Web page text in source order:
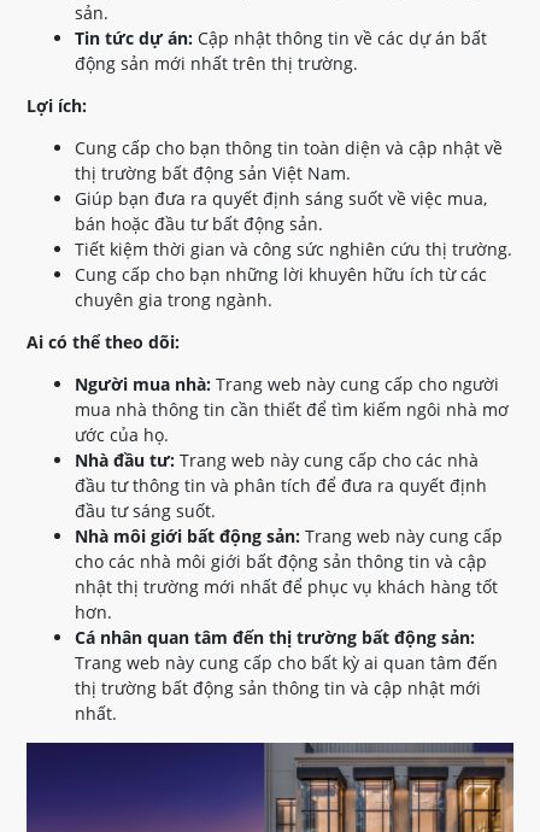
sản.
Tin tức dự án: Cập nhật thông tin về các dự án bất
động sản mới nhất trên thị trường.
Lợi ích:
Cung cấp cho bạn thông tin toàn diện và cập nhật về
thị trường bất động sản Việt Nam.
Giúp bạn đưa ra quyết định sáng suốt về việc mua,
bán hoặc đầu tư bất động sản.
Tiết kiệm thời gian và công sức nghiên cứu thị trường.
Cung cấp cho bạn những lời khuyên hữu ích từ các
chuyên gia trong ngành.
Ai có thể theo dõi:
Người mua nhà: Trang web này cung cấp cho người
mua nhà thông tin cần thiết để tìm kiếm ngôi nhà mơ
ước của họ.
Nhà đầu tư: Trang web này cung cấp cho các nhà
đầu tư thông tin và phân tích để đưa ra quyết định
đầu tư sáng suốt.
Nhà môi giới bất động sản: Trang web này cung cấp
cho các nhà môi giới bất động sản thông tin và cập
nhật thị trường mới nhất để phục vụ khách hàng tốt
hơn.
Cá nhân quan tâm đến thị trường bất động sản:
Trang web này cung cấp cho bất kỳ ai quan tâm đến
thị trường bất động sản thông tin và cập nhật mới
nhất.